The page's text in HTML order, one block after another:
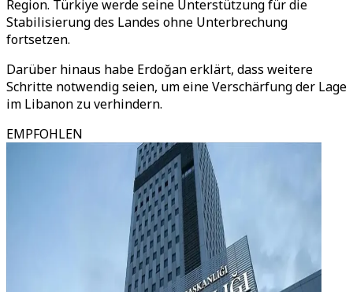
Region. Türkiye werde seine Unterstützung für die
Stabilisierung des Landes ohne Unterbrechung
fortsetzen.
Darüber hinaus habe Erdoğan erklärt, dass weitere
Schritte notwendig seien, um eine Verschärfung der Lage
im Libanon zu verhindern.
EMPFOHLEN